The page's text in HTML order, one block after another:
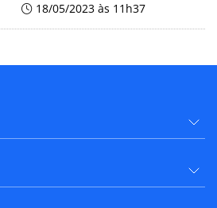
18/05/2023 às 11h37